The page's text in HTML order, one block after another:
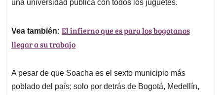
una universidad pública con todos los juguetes.
Vea también: El infierno que es para los bogotanos
llegar a su trabajo
A pesar de que Soacha es el sexto municipio más
poblado del país; solo por detrás de Bogotá, Medellín,